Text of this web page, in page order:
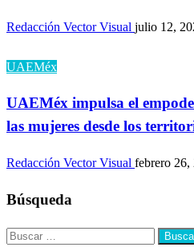
Redacción Vector Visual julio 12,
UAEMéx
UAEMéx impulsa el
las mujeres desde los
Redacción Vector Visual febrero 26,
Búsqueda
Buscar: